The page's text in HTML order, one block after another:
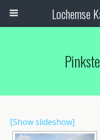
Lochemse
[Show slideshow]